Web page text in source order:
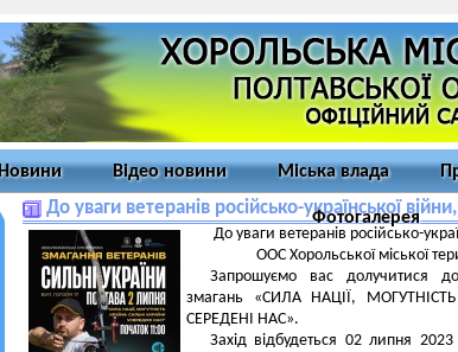
Новини Відео новини Міська влада
Фотогалерея
До уваги ветеранів російсько-української
До уваги ветеранів російсько-
ООС Хорольської міської
Запрошуємо вас долучитися до
змагань «СИЛА НАЦІЇ,
СЕРЕДЕНІ НАС».
Захід відбудеться 02 липня